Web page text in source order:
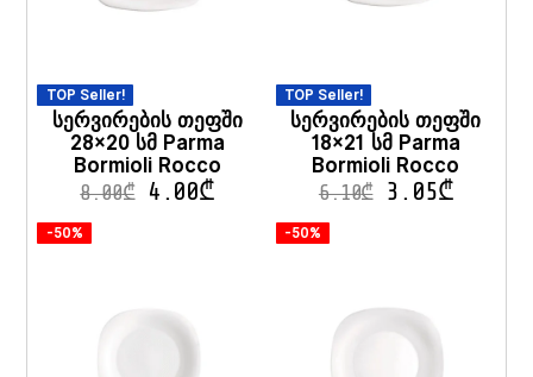
TOP Seller!
სერვირების თეფში
28×20 სმ Parma
Bormioli Rocco
8.00₾ 4.00₾
TOP Seller!
სერვირების თეფში
18×21 სმ Parma
Bormioli Rocco
6.10₾ 3.05₾
-50% -50%